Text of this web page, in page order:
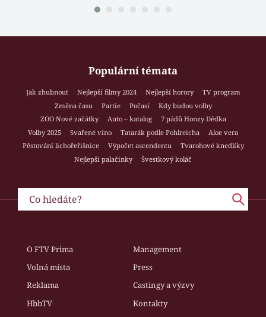
Populární témata
Jak zhubnout Nejlepší filmy 2024 Nejlepší horory
TV program
Změna času
Partie Počasí
Kdy budou volby
ZOO Nové začátky
Auto – katalog
7 pádů Honzy Dědka
Volby 2025
Svařené víno Tatarák podle Pohlreicha
Aloe vera
Pěstování lichořeřišnice
Výpočet ascendentu
Tvarohové knedlíky
Nejlepší palačinky
Švestkový koláč
O FTV Prima
Management
Volná místa
Press
Reklama
Castingy a výzvy
HbbTV
Kontakty